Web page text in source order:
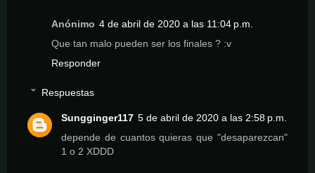
Anónimo 4 de abril de 2020 a las 11:04 p.m.
Que tan malo pueden ser los finales ? :v
Responder
Respuestas
Sungginger117 5 de abril de 2020 a las 2:58 p.m.
depende de cuantos quieras que "desaparezcan"
1 o 2 XDDD